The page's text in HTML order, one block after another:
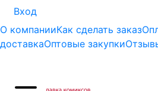
Вход
О компанииКак сделать заказ
доставкаОптовые закупки